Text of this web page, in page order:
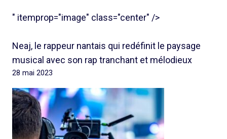
" itemprop="image" class="center" />
Neaj, le rappeur nantais qui redéfinit le paysage
musical avec son rap tranchant et mélodieux
28 mai 2023